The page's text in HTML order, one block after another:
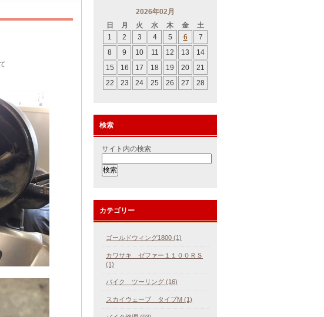
2026年02月
日
月 火 水 木 金
土
1
2 3 4 5 6
7
8
9 10 11 12 13
14
15
16 17 18 19 20
21
22
23 24 25 26 27 28
検索
サイト内の検索
カテゴリー
ゴールドウィング1800 (1)
カワサキ ゼファー１１００ＲＳ
(1)
バイク ツーリング (16)
スカイウェーブ タイプM (1)